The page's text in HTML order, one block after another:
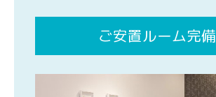
ご安置ルーム完備